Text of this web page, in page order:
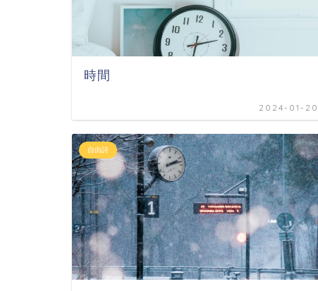
時間
2024-01-20
自由詩